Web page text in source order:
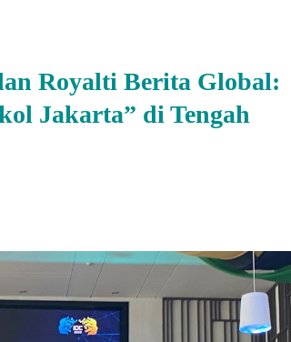
Royalti Berita Global:
Jakarta” di Tengah